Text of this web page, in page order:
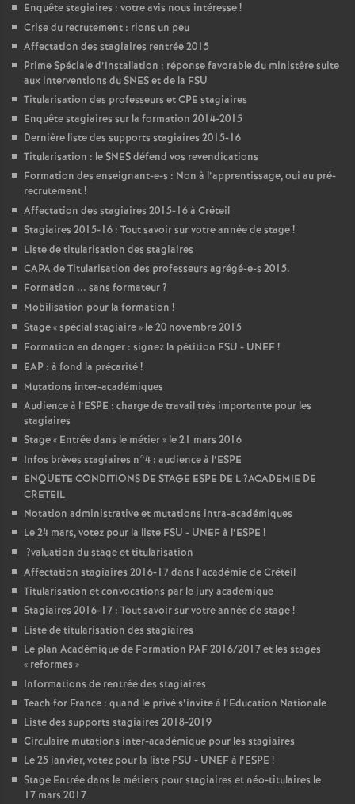
Enquête stagiaires : votre avis nous intéresse!
Crise du recrutement : rions un peu
Affectation des stagiaires rentrée 2015
Prime Spéciale d’Installation : réponse favorable du ministère suite
aux interventions duSNESet de la FSU
Titularisation des professeurs etCPE stagiaires
Enquête stagiaires sur la formation 2014-2015
Dernière liste des supports stagiaires 2015-16
Titularisation : leSNESdéfend vos revendications
Formation des enseignant-e-s : Non à l’apprentissage, oui au pré-
recrutement!
Affectation des stagiaires 2015-16 à Créteil
Stagiaires 2015-16 : Tout savoir sur votre année de stage!
Liste de titularisation des stagiaires
CAPAde Titularisation des professeurs agrégé-e-s 2015.
Formation ... sans formateur?
Mobilisation pour la formation !
Stage «spécial stagiaire» le 20 novembre 2015
Formation en danger : signez la pétition FSU - UNEF!
EAP : à fond la précarité!
Mutations inter-académiques
Audience à l’ESPE : charge de travail très importante pour les
stagiaires
Stage « Entrée dans le métier» le 21 mars 2016
Infos brèves stagiaires n°4 : audience à l’ESPE
ENQUETE CONDITIONS DE STAGE ESPE DE L?ACADEMIE DE
CRETEIL
Notation administrative et mutations intra-académiques
Le 24 mars, votez pour la liste FSU - UNEFà l’ESPE !
?valuation du stage et titularisation
Affectation stagiaires 2016-17 dans l’académie de Créteil
Titularisation et convocations par le jury académique
Stagiaires 2016-17 : Tout savoir sur votre année de stage!
Liste de titularisation des stagiaires
Le plan Académique de Formation PAF2016/2017 et les stages
« reformes »
Informations de rentrée des stagiaires
Teach for France : quand le privé s’invite à l’Education Nationale
Liste des supports stagiaires 2018-2019
Circulaire mutations inter-académique pour les stagiaires
Le 25 janvier, votez pour la liste FSU - UNEFà l’ESPE !
Stage Entrée dans le métiers pour stagiaires et néo-titulaires le
17 mars 2017